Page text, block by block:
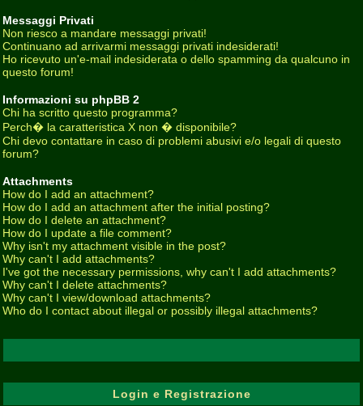
Messaggi Privati
Non riesco a mandare messaggi privati!
Continuano ad arrivarmi messaggi privati indesiderati!
Ho ricevuto un'e-mail indesiderata o dello spamming da qualcuno in
questo forum!
Informazioni su phpBB 2
Chi ha scritto questo programma?
Perch� la caratteristica X non � disponibile?
Chi devo contattare in caso di problemi abusivi e/o legali di questo
forum?
Attachments
How do I add an attachment?
How do I add an attachment after the initial posting?
How do I delete an attachment?
How do I update a file comment?
Why isn't my attachment visible in the post?
Why can't I add attachments?
I've got the necessary permissions, why can't I add attachments?
Why can't I delete attachments?
Why can't I view/download attachments?
Who do I contact about illegal or possibly illegal attachments?
Login e Registrazione